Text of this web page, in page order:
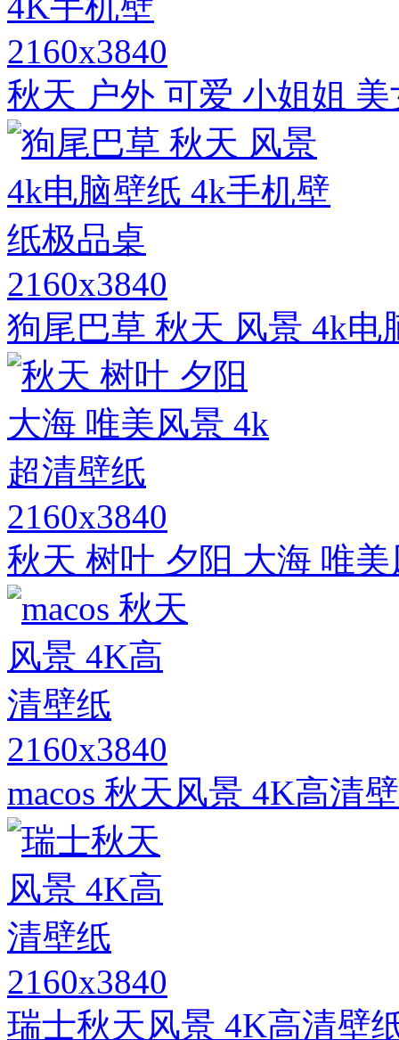
2160x3840
秋天 户外 可爱 小姐姐
2160x3840
狗尾巴草 秋天 风景 4k
2160x3840
秋天 树叶 夕阳 大海 唯
2160x3840
macos 秋天风景 4K高清
2160x3840
瑞士秋天风景 4K高清壁